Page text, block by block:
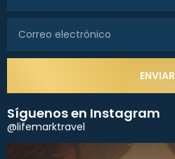
ENVIAR
Síguenos en Instagram
@lifemarktravel